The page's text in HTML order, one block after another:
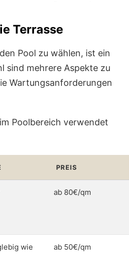
Terrasse
Pool zu wählen, ist ein
sind mehrere Aspekte zu
Wartungsanforderungen
Poolbereich verwendet
PREIS
ab 80€/qm
wie
ab 50€/qm